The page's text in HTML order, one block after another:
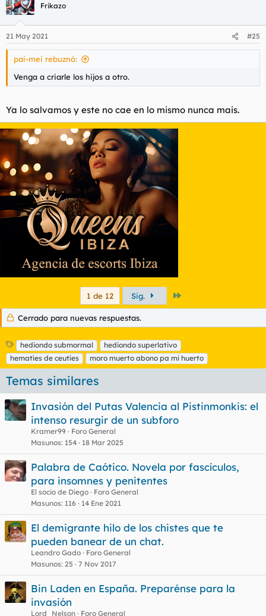
Frikazo
21 May 2021 #25
pai-mei rebuznó:
Venga a criarle los hijos a otro.
Ya lo salvamos y este no cae en lo mismo nunca mais.
1 de 12 Sig.
Cerrado para nuevas respuestas.
E
t
i
u
e
t
a
hediondo submormal
hediondo superlativo
hematíes de ceutíes
moro muerto abono pa mi huerto
Temas similares
Invasión del Putas Valencia al Pistinmonkis: el
intenso resurgir de un subforo
Kramer99
Foro General
Masunos 154 18 Mar 2025
Palabra de Caótico. Novela por fascículos,
para insomnes y penitentes
El socio de Diego
Foro General
Masunos 116 14 Ene 2021
El demigrante hilo de los chistes que te
pueden banear de un chat.
Leandro Gado
Foro General
Masunos 25 7 Nov 2017
Bin Laden en España. Preparénse para la
invasión
Lord_Nelson
Foro General